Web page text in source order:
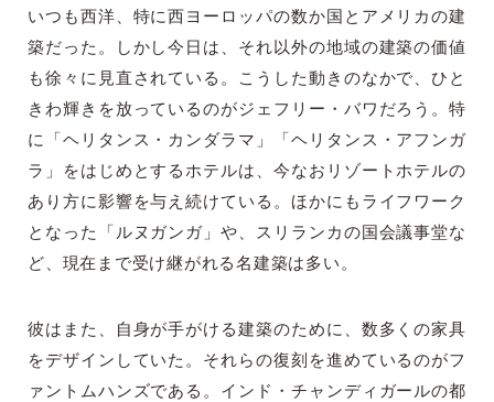
いつも西洋、特に西ヨーロッパの数か国とアメリカの建
築だった。しかし今日は、それ以外の地域の建築の価値
も徐々に見直されている。こうした動きのなかで、ひと
きわ輝きを放っているのがジェフリー・バワだろう。特
に「ヘリタンス・カンダラマ」「ヘリタンス・アフンガ
ラ」をはじめとするホテルは、今なおリゾートホテルの
あり方に影響を与え続けている。ほかにもライフワーク
となった「ルヌガンガ」や、スリランカの国会議事堂な
ど、現在まで受け継がれる名建築は多い。
彼はまた、自身が手がける建築のために、数多くの家具
をデザインしていた。それらの復刻を進めているのがフ
ァントムハンズである。インド・チャンディガールの都